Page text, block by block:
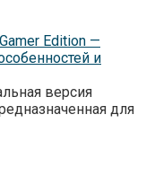
Edition —
и
версия
для